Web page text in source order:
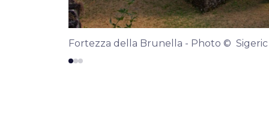
Fortezza della Brunella - Photo © Sigeric